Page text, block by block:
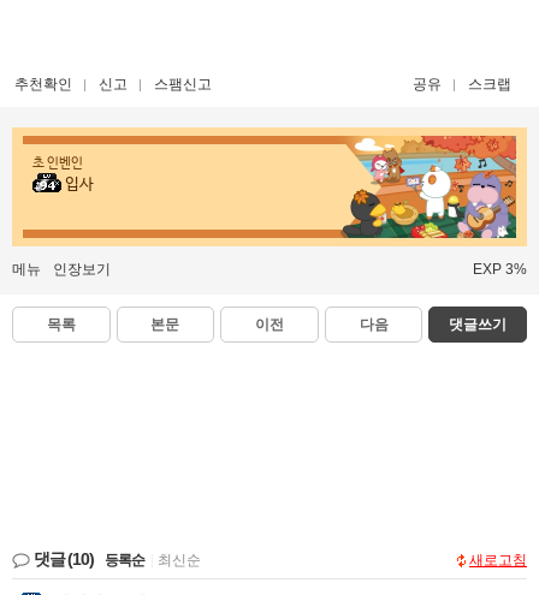
추천확인 신고 스팸신고 공유 스크랩
초 인벤인
입사
메뉴 인장보기 EXP 3%
목록 본문 이전 다음 댓글쓰기
댓글(10) 등록순 최신순 새로고침